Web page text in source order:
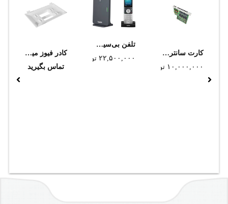
کارت سانترال پاناسونیک مدل KX-TE82480 (استوک)
۱۰,۰۰۰,۰۰۰ تومان
تلفن بی‌سیم تحت شبکه یالینک مدل W76P
۲۲,۵۰۰,۰۰۰ تومان
کادر فيوز مينياتوري سوپيتا
تماس بگیرید